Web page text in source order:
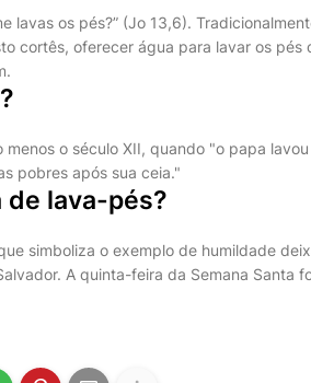
lavas os pés?” (Jo 13,6).
cortês, oferecer água para lavar os pés
o século XII, quando "o papa
pobres após sua ceia."
de lava-pés?
simboliza o exemplo de humildade
A quinta-feira da Semana Santa